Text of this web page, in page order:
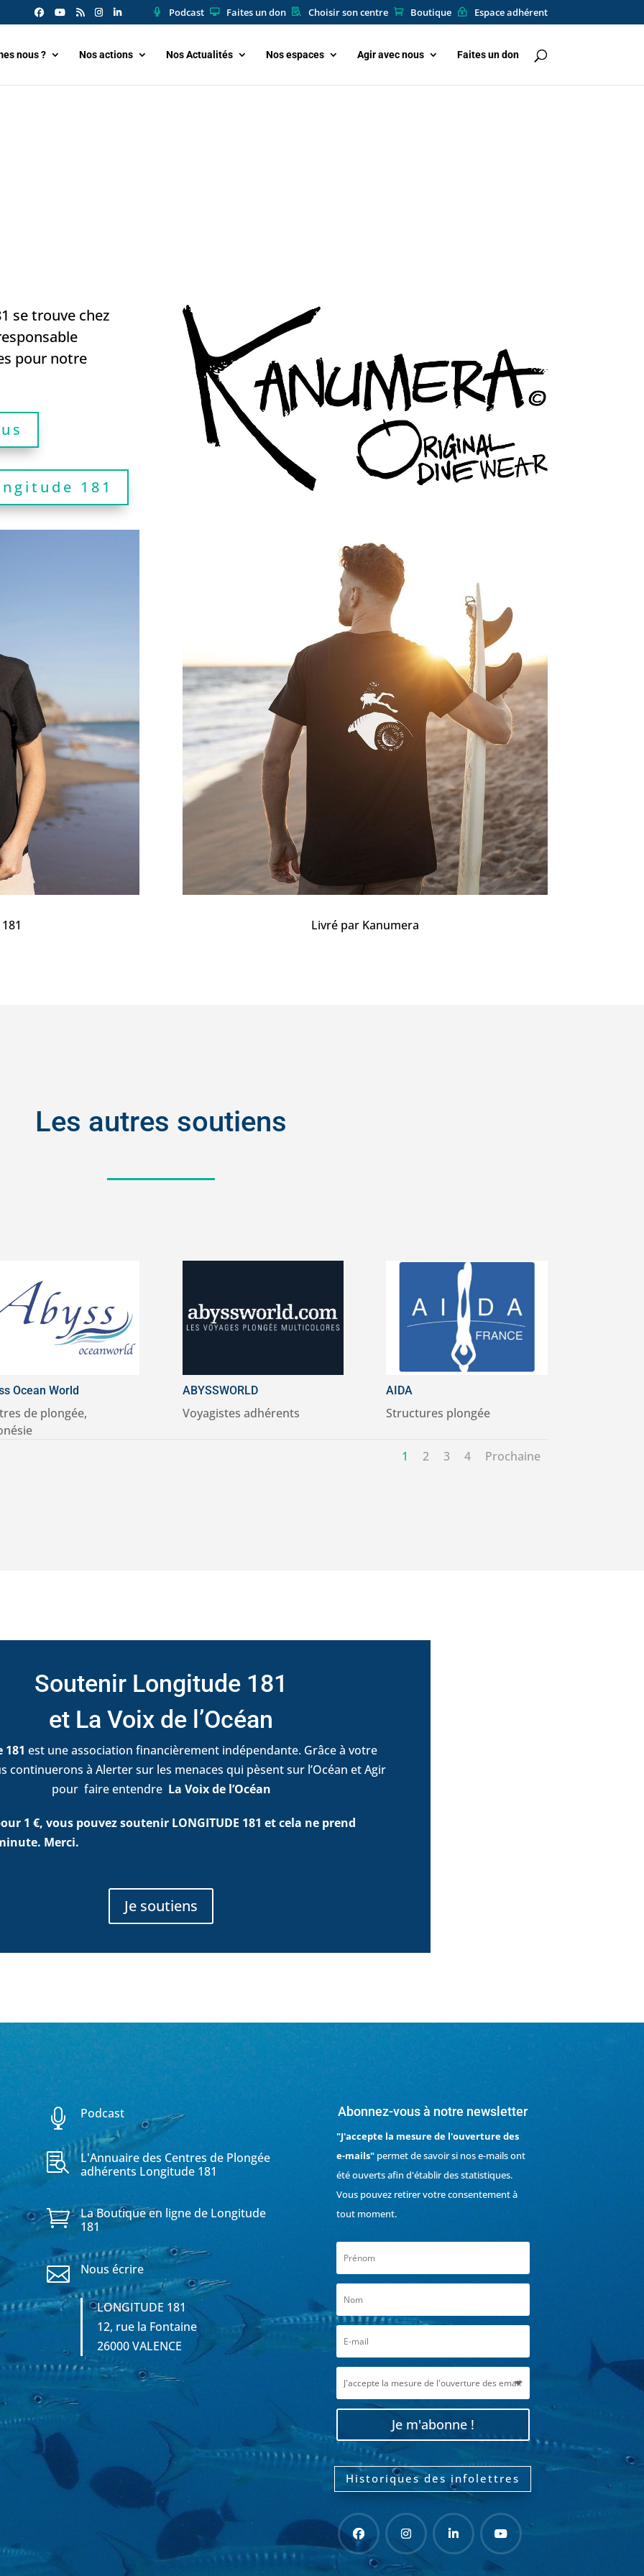
Podcast Faites un don Choisir son centre Boutique Espace adhérent
nous ? Nos actions Nos Actualités Nos espaces Agir avec nous Faites un don
se trouve chez
pour notre
181
Livré par Kanumera
Les autres soutiens
Ocean World
de plongée,
ABYSSWORLD
Voyagistes adhérents
AIDA
Structures plongée
1 2 3 4 Prochaine
Soutenir Longitude 181
et La Voix de l’Océan
est une association financièrement indépendante. Grâce à votre
continuerons à Alerter sur les menaces qui pèsent sur l’Océan et Agir
pour faire entendre La Voix de l’Océan
1 €, vous pouvez soutenir LONGITUDE 181 et cela ne prend
Merci.
Je soutiens
 Podcast

L'Annuaire des Centres de Plongée
adhérents Longitude 181

La Boutique en ligne de Longitude
181
 Nous écrire
LONGITUDE 181
12, rue la Fontaine
26000 VALENCE
Abonnez-vous à notre newsletter
"J'accepte la mesure de l'ouverture des
e-mails"permet de savoir si nos e-mails ont
été ouverts afin d'établir des statistiques.
Vous pouvez retirer votre consentement à
tout moment.
Je m'abonne !
Historiques des infolettres